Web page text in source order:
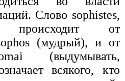
Слово sophistes,
от
(мудрый), и от
(выдумывать,
вся­кого, кто